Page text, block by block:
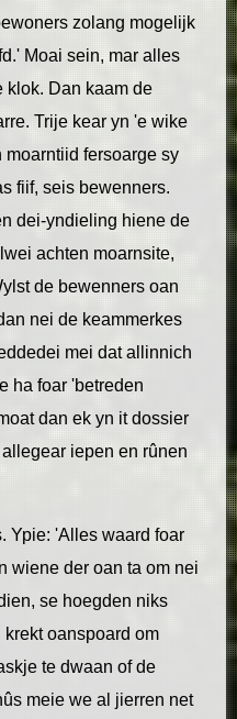
zolang mogelijk
Moai sein, mar alles
klok. Dan kaam de
Trije kear yn 'e wike
moarntiid fersoarge sy
fiif, seis bewenners.
dei-yndieling hiene de
achten moarnsite,
de bewenners oan
nei de keammerkes
mei dat allinnich
ha foar 'betreden
dan ek yn it dossier
iepen en rûnen
Ypie: 'Alles waard foar
wiene der oan ta om nei
se hoegden niks
oanspoard om
te dwaan of de
meie we al jierren net